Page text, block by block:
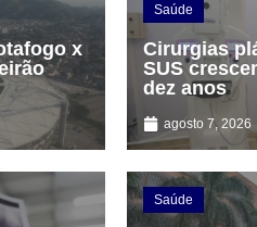
x
Saúde
Cirurgias
SUS
dez anos
agosto 7, 2026
Saúde